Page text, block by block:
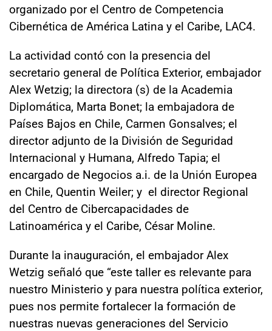
organizado por el Centro de Competencia
Cibernética de América Latina y el Caribe, LAC4.
La actividad contó con la presencia del
secretario general de Política Exterior, embajador
Alex Wetzig; la directora (s) de la Academia
Diplomática, Marta Bonet; la embajadora de
Países Bajos en Chile, Carmen Gonsalves; el
director adjunto de la División de Seguridad
Internacional y Humana, Alfredo Tapia; el
encargado de Negocios a.i. de la Unión Europea
en Chile, Quentin Weiler; y el director Regional
del Centro de Cibercapacidades de
Latinoamérica y el Caribe, César Moline.
Durante la inauguración, el embajador Alex
Wetzig señaló que “este taller es relevante para
nuestro Ministerio y para nuestra política exterior,
pues nos permite fortalecer la formación de
nuestras nuevas generaciones del Servicio